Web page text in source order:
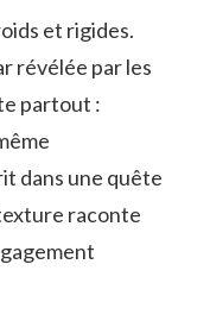
et rigides.
révélée par les
partout :
dans une quête
raconte